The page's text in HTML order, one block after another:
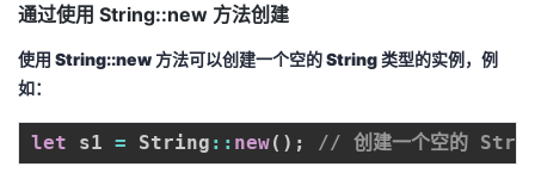
通过使用 String::new 方法创建
使用 String::new 方法可以创建一个空的 String 类型的实例，例
如：
let s1 = String : : new( ) ; // 创建一个空的